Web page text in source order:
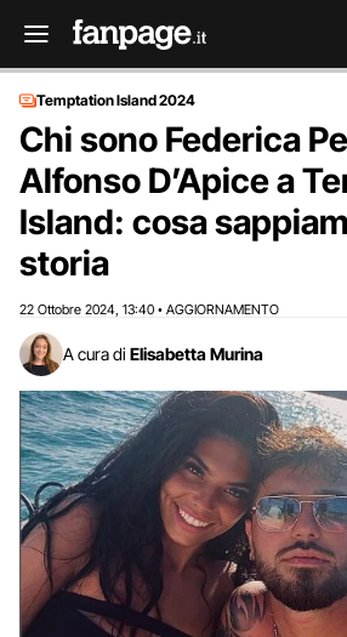
Temptation Island 2024
Chi sono Federica
Alfonso D’Apice a
Island: cosa
storia
22 Ottobre 2024 13:40 • AGGIORNAMENTO
A cura di Elisabetta Murina